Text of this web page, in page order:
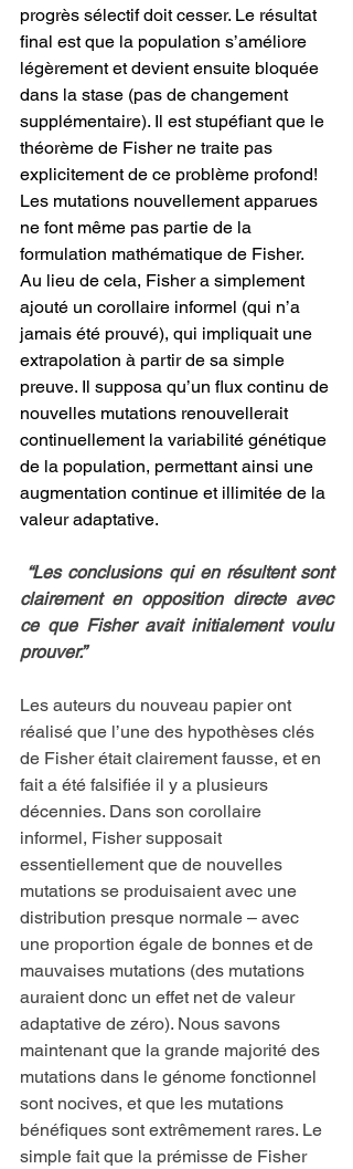
progrès sélectif doit cesser. Le résultat
final est que la population s’améliore
légèrement et devient ensuite bloquée
dans la stase (pas de changement
supplémentaire). Il est stupéfiant que le
théorème de Fisher ne traite pas
explicitement de ce problème profond!
Les mutations nouvellement apparues
ne font même pas partie de la
formulation mathématique de Fisher.
Au lieu de cela, Fisher a simplement
ajouté un corollaire informel (qui n’a
jamais été prouvé), qui impliquait une
extrapolation à partir de sa simple
preuve. Il supposa qu’un flux continu de
nouvelles mutations renouvellerait
continuellement la variabilité génétique
de la population, permettant ainsi une
augmentation continue et illimitée de la
valeur adaptative.
clairement en opposition directe avec
ce que Fisher avait initialement voulu
prouver.”
Les auteurs du nouveau papier ont
réalisé que l’une des hypothèses clés
de Fisher était clairement fausse, et en
fait a été falsifiée il y a plusieurs
décennies. Dans son corollaire
informel, Fisher supposait
essentiellement que de nouvelles
mutations se produisaient avec une
distribution presque normale – avec
une proportion égale de bonnes et de
mauvaises mutations (des mutations
auraient donc un effet net de valeur
adaptative de zéro). Nous savons
maintenant que la grande majorité des
mutations dans le génome fonctionnel
sont nocives, et que les mutations
bénéfiques sont extrêmement rares. Le
simple fait que la prémisse de Fisher